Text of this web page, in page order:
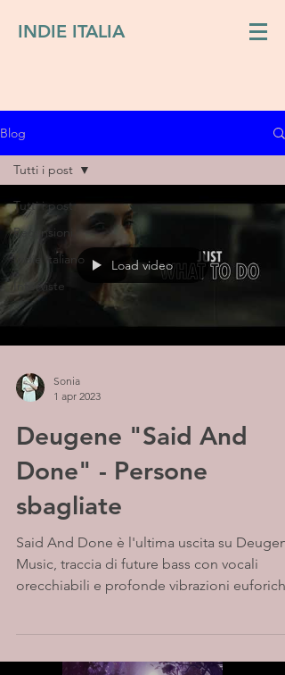
INDIE ITALIA
Blog
Tutti i post
Recensioni
Indie italiano
Interviste
Tutti i post
Load video
Sonia
1 apr 2023
Deugene "Said And
Done" - Persone
sbagliate
Said And Done è l'ultima uscita su
Music, traccia di future bass con vocali
orecchiabili e profonde vibrazioni